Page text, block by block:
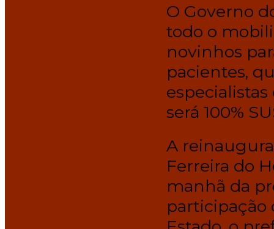
O Governo
todo o
novinhos
pacientes,
será 100%
A
Ferreira do
manhã da
participação